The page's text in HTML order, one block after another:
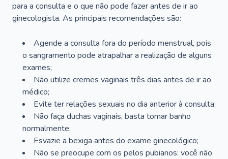
para a consulta e o que não pode fazer antes de ir ao
ginecologista. As principais recomendações são:
Agende a consulta fora do período menstrual, pois
o sangramento pode atrapalhar a realização de alguns
exames;
Não utilize cremes vaginais três dias antes de ir ao
médico;
Evite ter relações sexuais no dia anterior à consulta;
Não faça duchas vaginais, basta tomar banho
normalmente;
Esvazie a bexiga antes do exame ginecológico;
Não se preocupe com os pelos pubianos: você não